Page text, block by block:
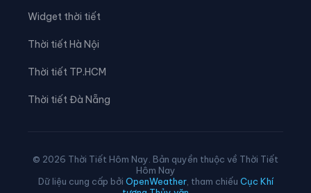
Xã Ia Boòng
Widget thời tiết
Thời tiết Hà Nội
Thời tiết TP.HCM
Thời tiết Đà Nẵng
© 2026 Thời Tiết Hôm Nay. Bản quyền thuộc về Thời Tiết
Hôm Nay
Dữ liệu cung cấp bởi OpenWeather, tham chiếu Cục Khí